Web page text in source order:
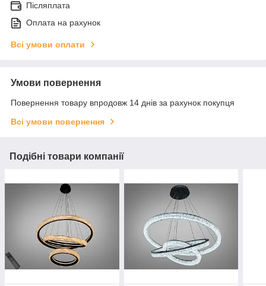
Післяплата
Оплата на рахунок
Всі умови оплати
Умови повернення
Повернення товару впродовж 14 днів за рахунок покупця
Всі умови повернення
Подібні товари компанії